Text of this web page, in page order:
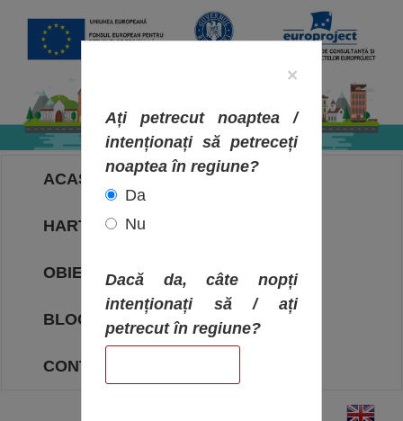
ACASA
HARTA OBIECTIVELOR
OBIECTIVE
BLOG
CONTACT
×
Ați petrecut noaptea /
intenționați să petreceți
noaptea în regiune?
Da
Nu
Dacă da, câte nopți
intenționați să / ați
petrecut în regiune?